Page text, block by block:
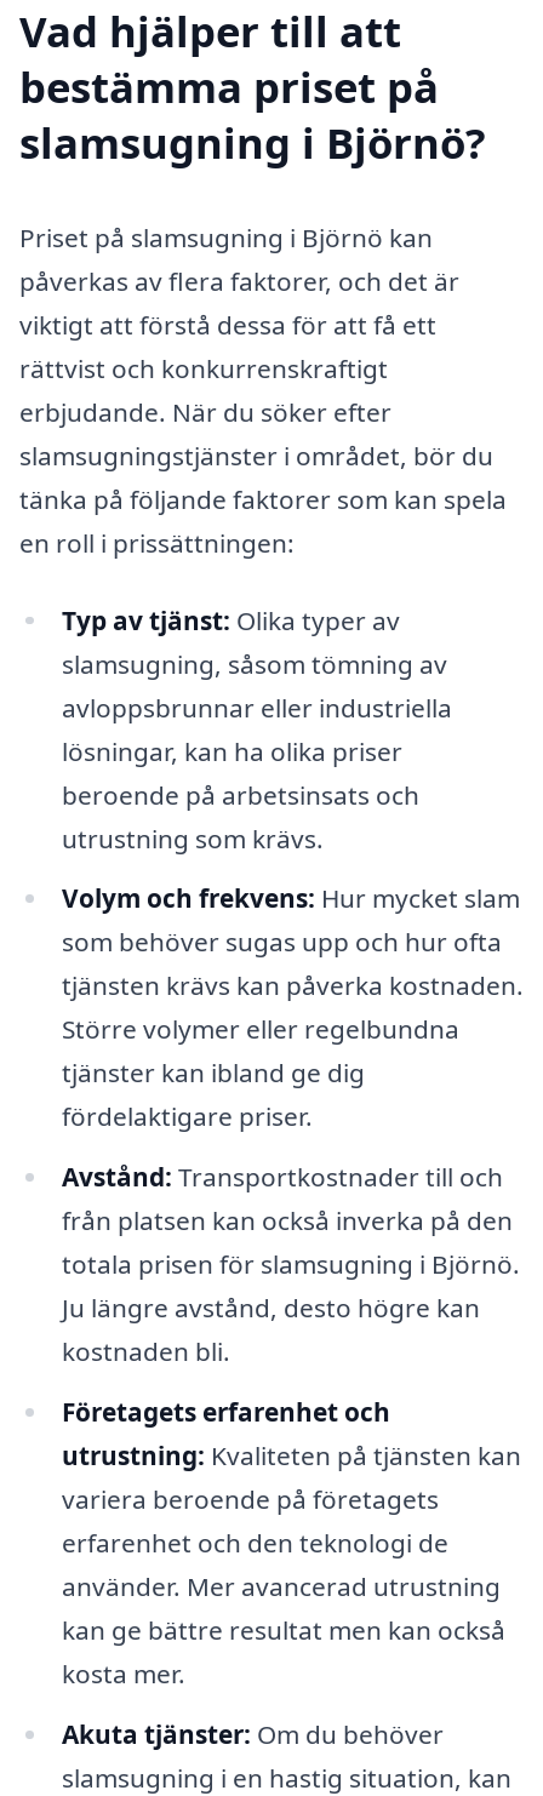
Vad hjälper till att
bestämma priset på
slamsugning i Björnö?
Priset på slamsugning i Björnö kan
påverkas av flera faktorer, och det är
viktigt att förstå dessa för att få ett
rättvist och konkurrenskraftigt
erbjudande. När du söker efter
slamsugningstjänster i området, bör du
tänka på följande faktorer som kan spela
en roll i prissättningen:
Typ av tjänst: Olika typer av
slamsugning, såsom tömning av
avloppsbrunnar eller industriella
lösningar, kan ha olika priser
beroende på arbetsinsats och
utrustning som krävs.
Volym och frekvens: Hur mycket slam
som behöver sugas upp och hur ofta
tjänsten krävs kan påverka kostnaden.
Större volymer eller regelbundna
tjänster kan ibland ge dig
fördelaktigare priser.
Avstånd: Transportkostnader till och
från platsen kan också inverka på den
totala prisen för slamsugning i Björnö.
Ju längre avstånd, desto högre kan
kostnaden bli.
Företagets erfarenhet och
utrustning: Kvaliteten på tjänsten kan
variera beroende på företagets
erfarenhet och den teknologi de
använder. Mer avancerad utrustning
kan ge bättre resultat men kan också
kosta mer.
Akuta tjänster: Om du behöver
slamsugning i en hastig situation, kan